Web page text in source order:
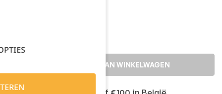
TOEVOEGEN AAN WINKELWAGEN